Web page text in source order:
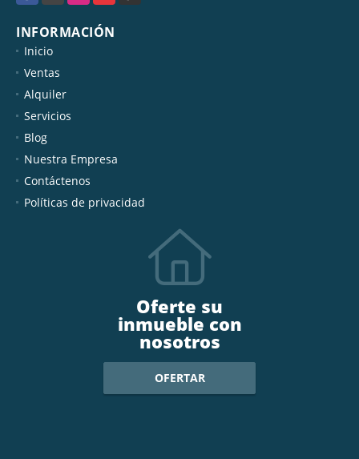
INFORMACIÓN
Inicio
Ventas
Alquiler
Servicios
Blog
Nuestra Empresa
Contáctenos
Políticas de privacidad
Oferte su
inmueble con
nosotros
OFERTAR